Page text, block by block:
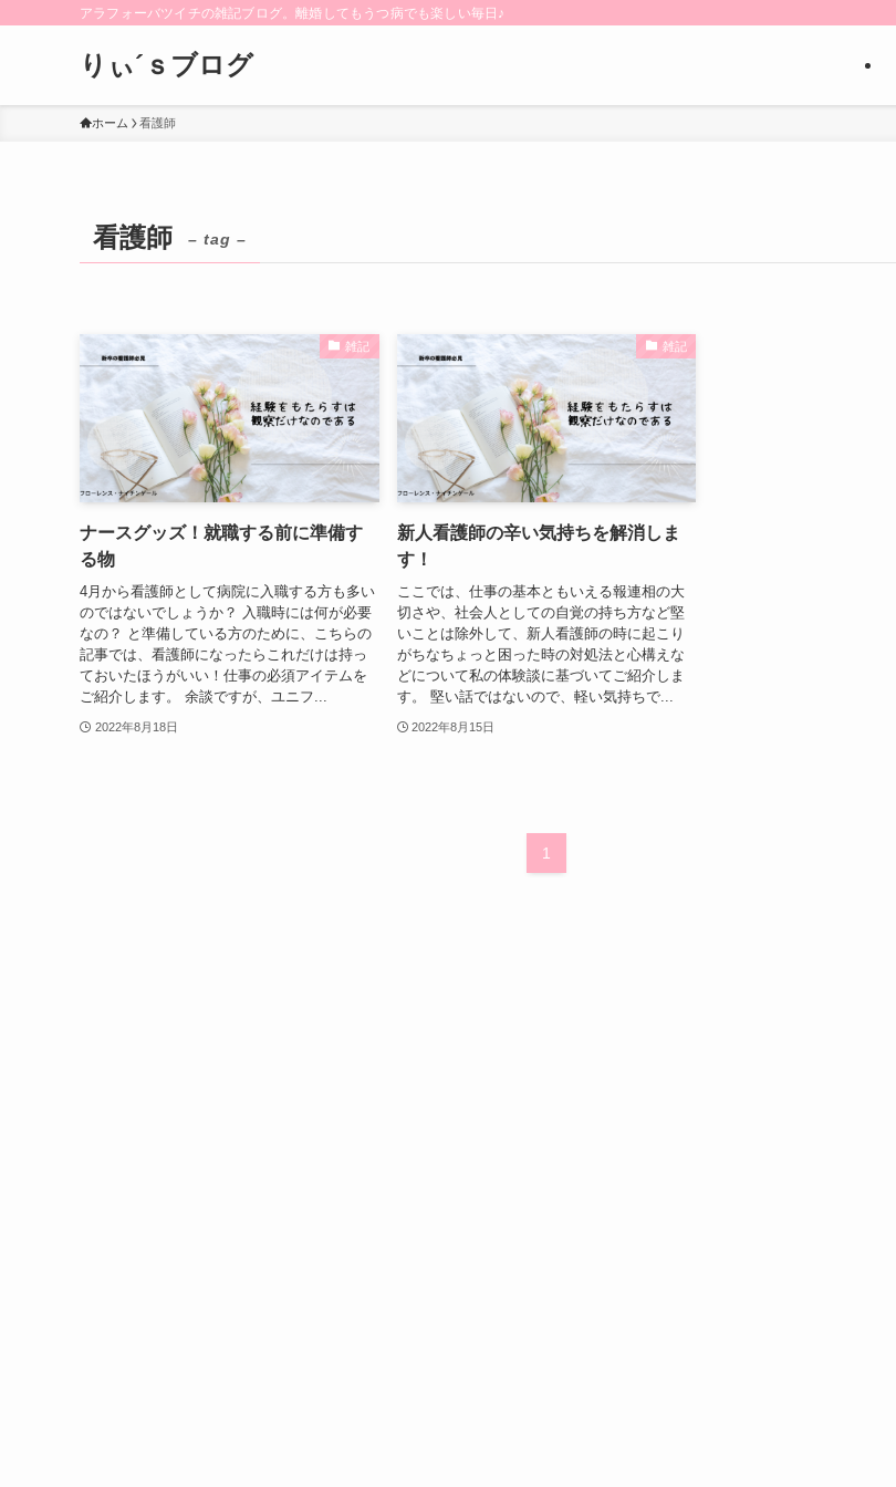
アラフォーバツイチの雑記ブログ。離婚してもうつ病でも楽しい毎日♪
りぃ´ｓブログ
ホーム 看護師
看護師 – tag –
雑記
ナースグッズ！就職する前に準備す
る物
4月から看護師として病院に入職する方も多い
のではないでしょうか？ 入職時には何が必要
なの？ と準備している方のために、こちらの
記事では、看護師になったらこれだけは持っ
ておいたほうがいい！仕事の必須アイテムを
ご紹介します。 余談ですが、ユニフ...
2022年8月18日
雑記
新人看護師の辛い気持ちを解消しま
す！
ここでは、仕事の基本ともいえる報連相の大
切さや、社会人としての自覚の持ち方など堅
いことは除外して、新人看護師の時に起こり
がちなちょっと困った時の対処法と心構えな
どについて私の体験談に基づいてご紹介しま
す。 堅い話ではないので、軽い気持ちで...
2022年8月15日
1